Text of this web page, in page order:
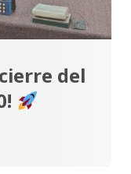
del